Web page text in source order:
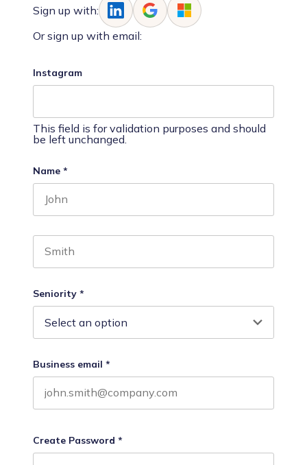
Sign up with:
Or sign up with email:
Instagram
This field is for validation purposes and should
be left unchanged.
Name *
Seniority *
Business email *
Create Password *